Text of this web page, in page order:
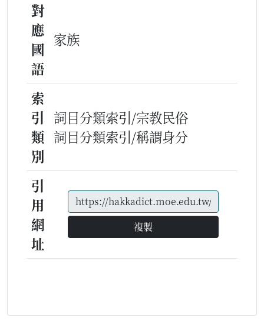
對
應
國
語
家族
索
引
類
別
詞目分類索引/宗教民俗
詞目分類索引/稱謂身分
引
用
網
址
複製